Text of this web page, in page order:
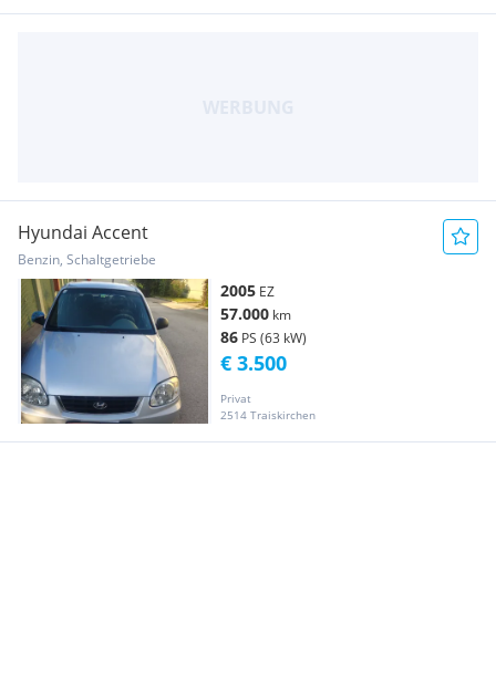
Hyundai Accent
Benzin, Schaltgetriebe
2005 EZ
57.000 km
86 PS (63 kW)
Privat
2514 Traiskirchen
€ 3.500